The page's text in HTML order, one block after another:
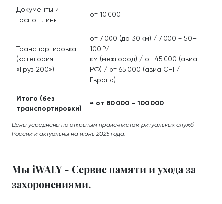
Документы и
госпошлины
от 10 000
Транспортировка
(категория
«Груз‑200»)
от 7 000 (до 30 км) / 7 000 + 50–
100 ₽/
км (межгород) / от 45 000 (авиа
РФ) / от 65 000 (авиа СНГ/
Европа)
Итого (без
транспортировки)
≈ от 80 000 – 100 000
Цены усреднены по открытым прайс‑листам ритуальных служб
России и актуальны на июнь 2025 года.
Мы iWALY - Сервис памяти и ухода за
захоронениями.